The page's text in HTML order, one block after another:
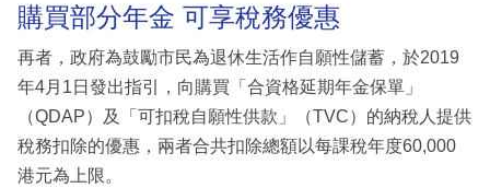
購買部分年金 可享稅務優惠
再者，政府為鼓勵市民為退休生活作自願性儲蓄，於2019
年4月1日發出指引，向購買「合資格延期年金保單」
（QDAP）及「可扣稅自願性供款」（TVC）的納稅人提供
稅務扣除的優惠，兩者合共扣除總額以每課稅年度60,000
港元為上限。